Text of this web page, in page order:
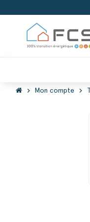
chevron_right Mon compte chevron_right